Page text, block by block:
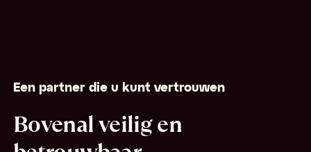
Een partner die u kunt vertrouwen
Bovenal veilig en